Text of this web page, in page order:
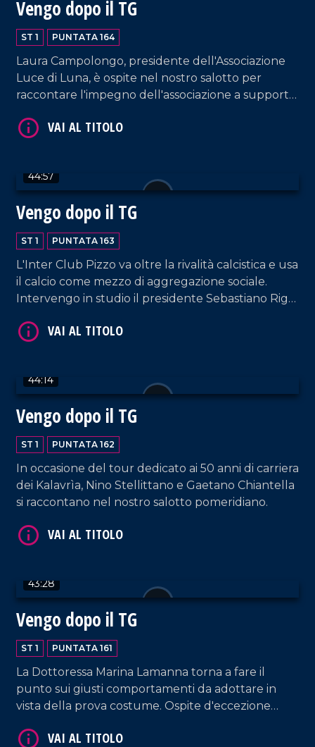
Vengo dopo il TG
ST 1 PUNTATA 164
Laura Campolongo, presidente dell'Associazione
Luce di Luna, è ospite nel nostro salotto per
raccontare l'impegno dell'associazione a supporto
genetiche rare, tra cui il progetto "Ospedali
fondatore del progetto.
44:57
Vengo dopo il TG
ST 1 PUNTATA 163
L'Inter Club Pizzo va oltre la rivalità calcistica e usa
il calcio come mezzo di aggregazione sociale.
Intervengo in studio il presidente Sebastiano Riga
settore dei bambini.
44:14
Vengo dopo il TG
ST 1 PUNTATA 162
In occasione del tour dedicato ai 50 anni di carriera
dei Kalavrìa, Nino Stellittano e Gaetano Chiantella
si raccontano nel nostro salotto pomeridiano.
VAI AL TITOLO
43:28
Vengo dopo il TG
ST 1 PUNTATA 161
La Dottoressa Marina Lamanna torna a fare il
punto sui giusti comportamenti da adottare in
vista della prova costume. Ospite d'eccezione
estati italiane degli anni 2000 e precorritrice
VAI AL TITOLO
VAI AL TITOLO